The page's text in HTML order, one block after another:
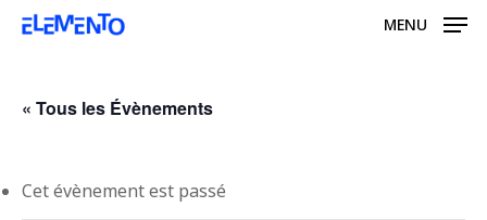
Skip
content
MENU
« Tous les Évènements
Cet évènement est passé